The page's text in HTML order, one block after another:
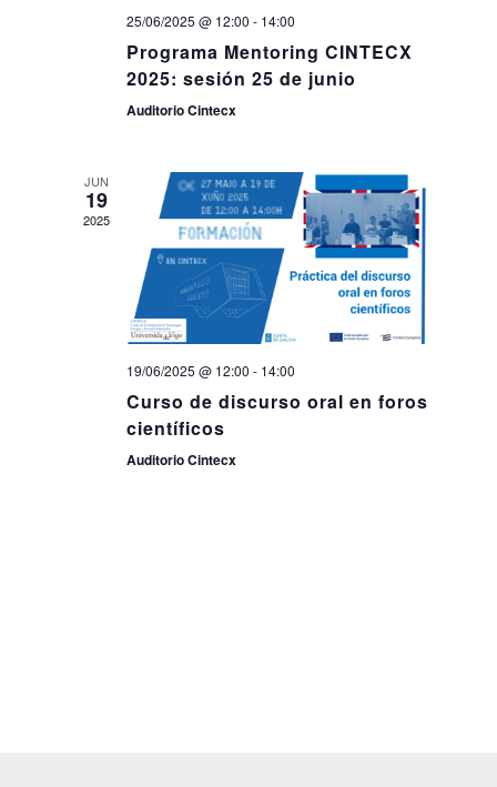
25/06/2025 @ 12:00 - 14:00
Programa Mentoring CINTECX
2025: sesión 25 de junio
Auditorio Cintecx
JUN
19
2025
19/06/2025 @ 12:00 - 14:00
Curso de discurso oral en foros
científicos
Auditorio Cintecx